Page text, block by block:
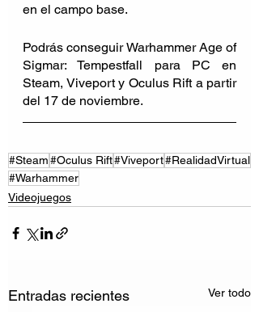
en el campo base.
Podrás conseguir Warhammer Age of
Sigmar: Tempestfall para PC en
Steam, Viveport y Oculus Rift a partir
del 17 de noviembre.
#Steam#Oculus Rift#Viveport#RealidadVirtual
#Warhammer
Videojuegos
Entradas recientes Ver todo